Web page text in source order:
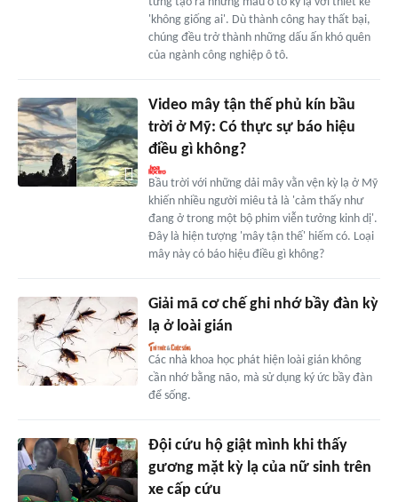
'không giống ai'. Dù thành công hay thất bại,
chúng đều trở thành những dấu ấn khó quên
của ngành công nghiệp ô tô.
Video mây tận thế phủ kín bầu
trời ở Mỹ: Có thực sự báo hiệu
điều gì không?
Bầu trời với những dải mây vằn vện kỳ lạ ở Mỹ
khiến nhiều người miêu tả là 'cảm thấy như
đang ở trong một bộ phim viễn tưởng kinh dị'.
Đây là hiện tượng 'mây tận thế' hiếm có. Loại
mây này có báo hiệu điều gì không?
Giải mã cơ chế ghi nhớ bầy đàn kỳ
lạ ở loài gián
Các nhà khoa học phát hiện loài gián không
cần nhớ bằng não, mà sử dụng ký ức bầy đàn
để sống.
Đội cứu hộ giật mình khi thấy
gương mặt kỳ lạ của nữ sinh trên
xe cấp cứu